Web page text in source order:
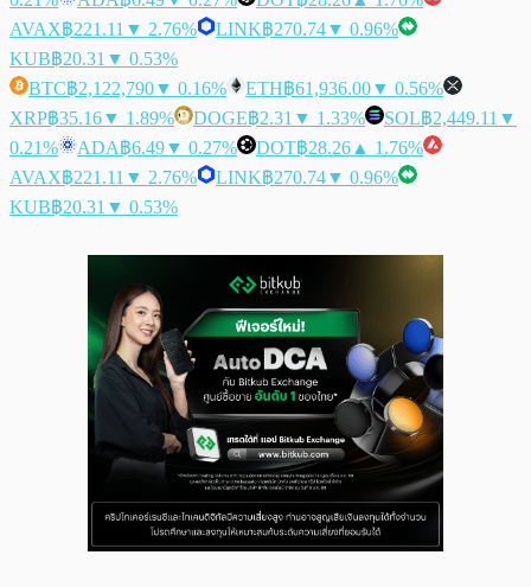
AVAX฿221.11 ▼ 2.76% LINK฿270.74▼ 0.96%
KUB฿20.31 ▼ 0.53%
BTC฿2,122,790▼ 0.16% ETH฿61,936.00▼ 0.56%
XRP฿35.16▼ 1.89% DOGE฿2.31 ▼ 1.33% SOL฿2,449.11 ▼
0.21%
ADA฿6.49▼ 0.27% DOT฿28.26 ▲ 1.76%
AVAX฿221.11 ▼ 2.76% LINK฿270.74▼ 0.96%
KUB฿20.31 ▼ 0.53%